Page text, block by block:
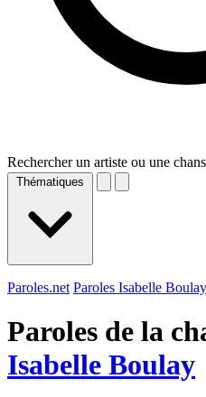
Rechercher un artiste ou une
Thématiques
Paroles.net Paroles Isabelle Boulay
Paroles de la
Isabelle Boulay